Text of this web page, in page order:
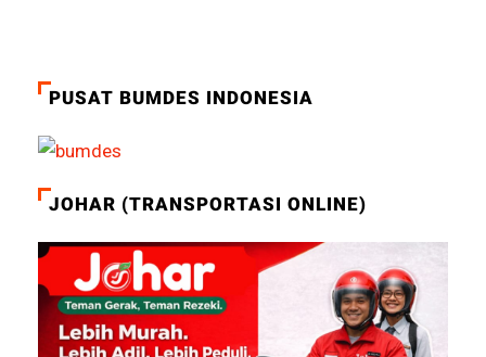
PUSAT BUMDES INDONESIA
JOHAR (TRANSPORTASI ONLINE)